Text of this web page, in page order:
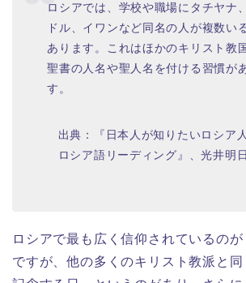
ロシアでは、学校や職場にタチヤナ
ドル、イワンなど同名の人が複数い
あります。これはほかのキリスト教
聖書の人名や聖人名を付ける習慣が
す。
出典：『日本人が知りたいロシア
ロシア語リーディング』、光井明
ロシアで最も広く信仰されているの
ですが、他の多くのキリスト教派と